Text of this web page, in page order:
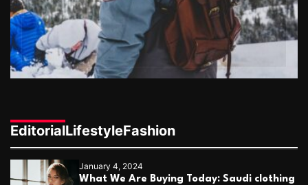
EditorialLifestyleFashion
January 4, 2024
What We Are Buying Today: Saudi clothing